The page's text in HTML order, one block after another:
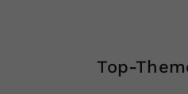
Top-